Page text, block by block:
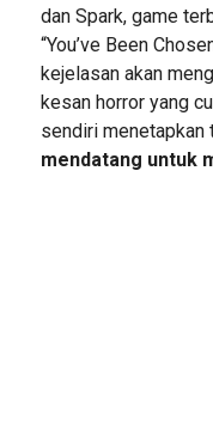
dan Spark, game
“You’ve Been
kejelasan akan
kesan horror yang
sendiri menetapkan
mendatang untuk